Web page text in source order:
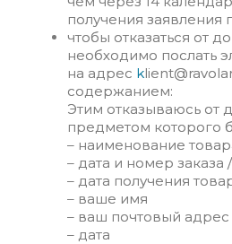
получения заявления
чтобы отказаться от
необходимо послать
на адрес k
содержанием:
Этим отказываюсь от
предметом которого
– наименование
– дата и номер заказа
– дата получения
– ваше имя
– ваш почтовый адрес
– дата